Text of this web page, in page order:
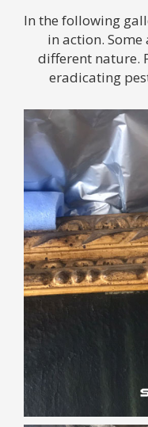
In the following
in action.
different nature.
eradicating